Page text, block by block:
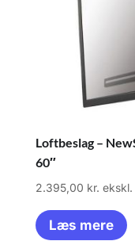
Loftbeslag –
60″
2.395,00 kr. ekskl.
Læs mere